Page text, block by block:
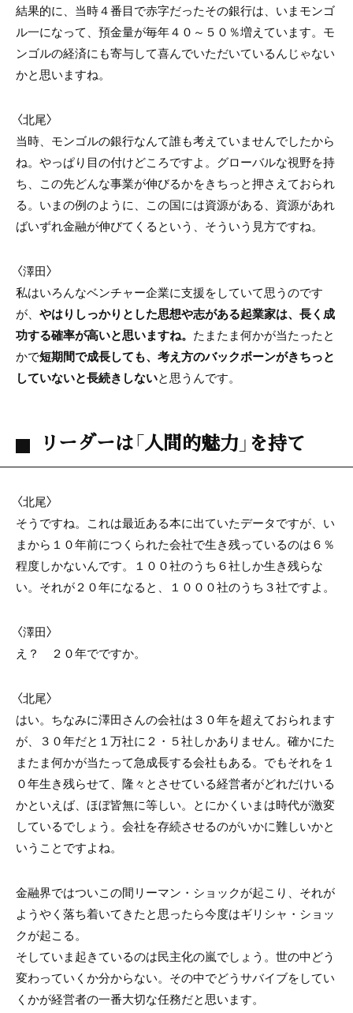
結果的に、当時４番目で赤字だったその銀行は、いまモンゴ
ル一になって、預金量が毎年４０～５０％増えています。モ
ンゴルの経済にも寄与して喜んでいただいているんじゃない
かと思いますね。
〈北尾〉
当時、モンゴルの銀行なんて誰も考えていませんでしたから
ね。やっぱり目の付けどころですよ。グローバルな視野を持
ち、この先どんな事業が伸びるかをきちっと押さえておられ
る。いまの例のように、この国には資源がある、資源があれ
ばいずれ金融が伸びてくるという、そういう見方ですね。
〈澤田〉
私はいろんなベンチャー企業に支援をしていて思うのです
が、 やはりしっかりとした思想や志がある起業家は、長く成
功する確率が高いと思いますね。 たまたま何かが当たったと
かで短期間で成長しても、考え方のバックボーンがきちっと
していないと長続きしないと思うんです。
リーダーは「人間的魅力」を持て
〈北尾〉
そうですね。これは最近ある本に出ていたデータですが、い
まから１０年前につくられた会社で生き残っているのは６％
程度しかないんです。１００社のうち６社しか生き残らな
い。それが２０年になると、１０００社のうち３社ですよ。
〈澤田〉
え？ ２０年でですか。
〈北尾〉
はい。ちなみに澤田さんの会社は３０年を超えておられます
が、３０年だと１万社に２・５社しかありません。確かにた
またま何かが当たって急成長する会社もある。でもそれを１
０年生き残らせて、隆々とさせている経営者がどれだけいる
かといえば、ほぼ皆無に等しい。とにかくいまは時代が激変
しているでしょう。会社を存続させるのがいかに難しいかと
いうことですよね。
金融界ではついこの間リーマン・ショックが起こり、それが
ようやく落ち着いてきたと思ったら今度はギリシャ・ショッ
クが起こる。
そしていま起きているのは民主化の嵐でしょう。世の中どう
変わっていくか分からない。その中でどうサバイブをしてい
くかが経営者の一番大切な任務だと思います。